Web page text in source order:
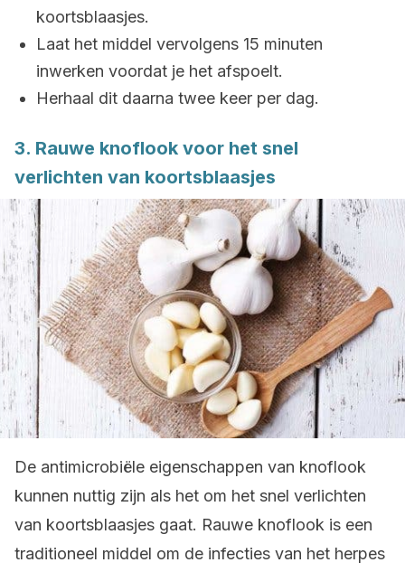
koortsblaasjes.
Laat het middel vervolgens 15 minuten
inwerken voordat je het afspoelt.
Herhaal dit daarna twee keer per dag.
3. Rauwe knoflook voor het snel
verlichten van koortsblaasjes
De antimicrobiële eigenschappen van knoflook
kunnen nuttig zijn als het om het snel verlichten
van koortsblaasjes gaat. Rauwe knoflook is een
traditioneel middel om de infecties van het herpes